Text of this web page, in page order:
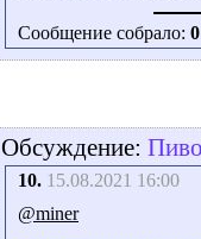
Сообщение собрало: 0
Обсуждение:
10. 15.08.2021 16:00
@miner